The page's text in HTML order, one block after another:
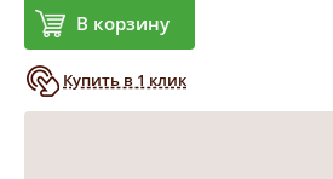
В корзину
Купить в 1 клик